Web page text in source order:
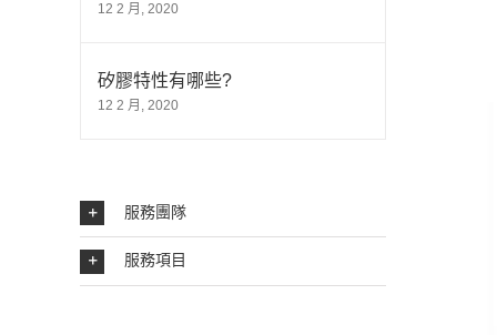
12 2 月, 2020
矽膠特性有哪些?
12 2 月, 2020
服務團隊
服務項目